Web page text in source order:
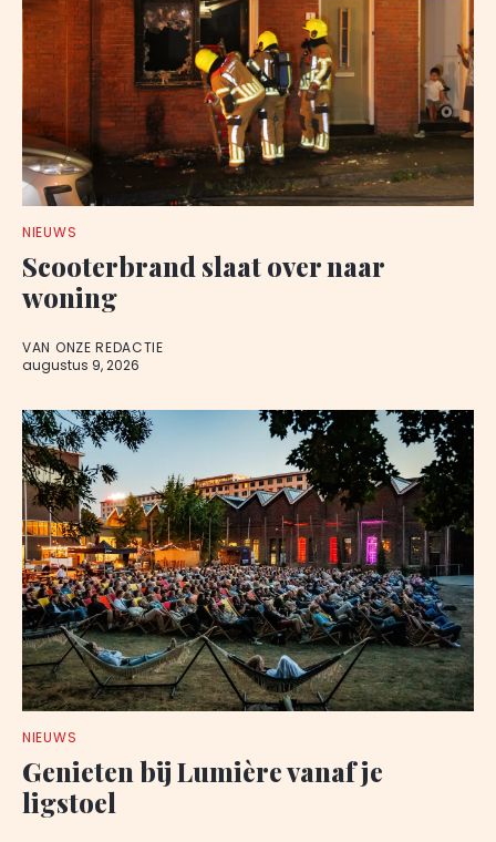
NIEUWS
Scooterbrand slaat over naar
woning
VAN ONZE REDACTIE
augustus 9, 2026
NIEUWS
Genieten bij Lumière vanaf je
ligstoel